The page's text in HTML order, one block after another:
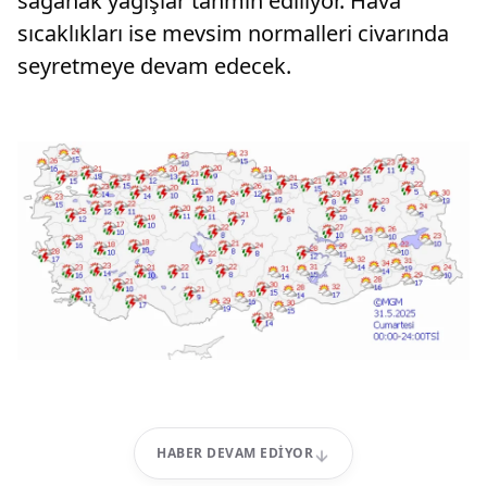
sıcaklıkları ise mevsim normalleri civarında
seyretmeye devam edecek.
HABER DEVAM EDIYOR